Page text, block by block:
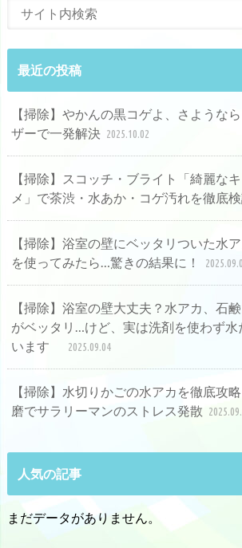
最近の投稿
【掃除】やかんの黒コゲよ、さような
ザーで一発解決 2025.10.02
【掃除】スコッチ・ブライト「綺麗な
メ」で茶渋・水あか・コゲ汚れを徹底検
【掃除】浴室の壁にベッタリついた水
を使ってみたら…驚きの結果に！
【掃除】浴室の壁大丈夫？水アカ、石
がベッタリ…けど、実は洗剤を使わず水
います
2025.09.04
【掃除】水切りかごの水アカを徹底攻
磨でサラリーマンのストレス発散
人気の記事
まだデータがありません。